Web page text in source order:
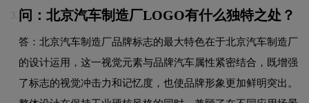
3. 问：北京汽车制造厂LOGO有什么独特之处？
答：北京汽车制造厂品牌标志的最大特色在于北京汽车制造厂
的设计运用，这一视觉元素与品牌汽车属性紧密结合，既增强
了标志的视觉冲击力和记忆度，也使品牌形象更加鲜明突出。